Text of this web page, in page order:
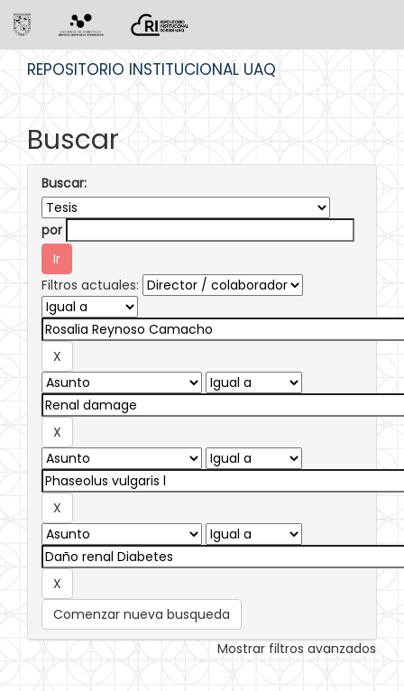
REPOSITORIO INSTITUCIONAL UAQ
Buscar
Buscar:
por
Filtros actuales:
Comenzar nueva busqueda
Mostrar filtros avanzados